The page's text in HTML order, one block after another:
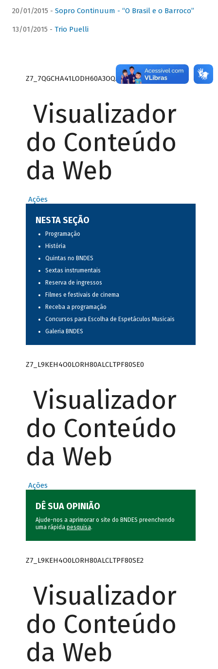
20/01/2015 - Sopro Continuum - “O Brasil e o Barroco”
13/01/2015 - Trio Puelli
Z7_7QGCHA41LODH60A3OQA8RN1415
Visualizador
do Conteúdo
da Web
Ações
NESTA SEÇÃO
Programação
História
Quintas no BNDES
Sextas instrumentais
Reserva de ingressos
Filmes e festivais de cinema
Receba a programação
Concursos para Escolha de Espetáculos Musicais
Galeria BNDES
Z7_L9KEH4O0LORH80ALCLTPF80SE0
Visualizador
do Conteúdo
da Web
Ações
DÊ SUA OPINIÃO
Ajude-nos a aprimorar o site do BNDES preenchendo
uma rápida pesquisa.
Z7_L9KEH4O0LORH80ALCLTPF80SE2
Visualizador
do Conteúdo
da Web